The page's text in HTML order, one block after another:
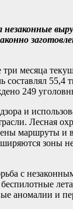
незаконные
месяца
составлял
249
и
Лесная
маршруты и
зоны
с
аномалии и